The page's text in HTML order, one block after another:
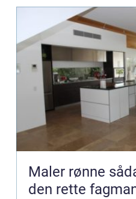
Maler rønne sådan vælger du
den rette